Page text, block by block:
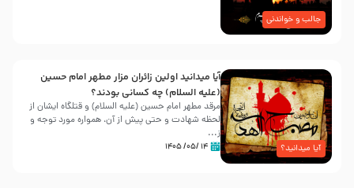
جالب و خواندنی
آیا میدانید؟
آیا میدانید اولین زائران مزار مطهر امام حسین
(علیه السلام) چه کسانی بودند؟
مرقد مطهر امام حسین (علیه السلام) و قتلگاه ایشان از
لحظه شهادت و حتی پیش از آن، همواره مورد توجه و
ز...
۱۴ /۰۵/ ۱۴۰۵